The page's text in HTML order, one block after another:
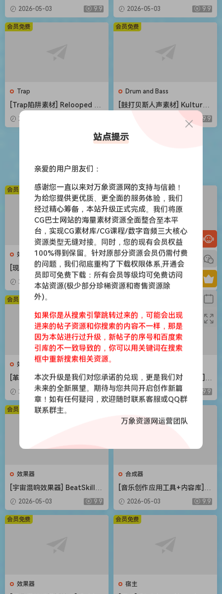
置FL模板Ableton模板] Shad
ow Samples ILL Skrillex Ins
pired Production Suite [WA
2026-05-03 9.9
Sound Effects Animals [WA
V]（245MB）
2026-05-03 9.9
Trap
[Trap陷阱素材] Relooped Bl
ackout Hood Trap X Jerk D
rill Bundle [WAV, MiDi]（1.14
2026-05-03
会员免费
Drum and Bass
[鼓打贝斯人声素材] Kulture
Drum and Bass Vocal Suite
[WAV, MiDi]（3.5GB）
9.9
会员免费
效果器
[现代混音必备高响度削波效果
插件] Audioloom Maciel Aud
io Deux Clipper v1.0.0 [WiN,
MacOSX]（34.5MB+145MB)
2026-05-03 9.9
会员免费
效果器
[世界一流吉他音色与混音工具
全套合集] STL Tones Bundle
v2026.04 [WiN, MacOSX]（1.
2026-05-03 9.9
会员免费
效果器
[革命性智能和弦插件] Scaler
Music Scaler 3 v3.2.2 Regge
d-HCiSO [MacOSX]（1.45G
B）
2026-05-03 9.9
会员免费
[Steinberg音频工具合集包] S
teinberg Complete Bundle
2026.04 [MacOSX]（26.4G
2026-05-03 9.9
效果器
[宇宙混响效果器] BeatSkillz
SpaceWolf v1.0.2 U2B-MORi
A [MacOSX]（153MB）
2026-05-03 9.9
会员免费
合成器
[音乐创作应用工具+内容库] R
oland Zenbeats Max Unlock
v3.11.2 [WiN]（295MB+7.29
GB）
2026-05-03 9.9
效果器
会员免费
宿主
会员免费
站点提示
亲爱的用户朋友们：
感谢您一直以来对万象资源网的支持与信赖！
为给您提供更优质、更全面的服务体验，我们
经过精心筹备，本站升级正式完成。我们将原
CG巴士网站的海量素材资源全面整合至本平
台，实现CG素材库/CG课程/数字音频三大核心
资源类型无缝对接。同时，您的现有会员权益
100%得到保留。针对原部分资源会员仍需付费
的问题，我们彻底重构了下载权限体系,开通会
员即可免费下载：所有会员等级均可免费访问
本站资源(极少部分珍稀资源和寄售资源除
外)。
如果你是从搜索引擎跳转过来的，可能会出现
进来的帖子资源和你搜索的内容不一样，那是
因为本站进行过升级，新帖子的序号和百度索
引库的不一致导致的，你可以用关键词在搜索
框中重新搜索相关资源。
本次升级是我们对您承诺的兑现，更是我们对
未来的全新展望。期待与您共同开启创作新篇
章！如有任何疑问，欢迎随时联系客服或QQ群
联系群主。
万象资源网运营团队